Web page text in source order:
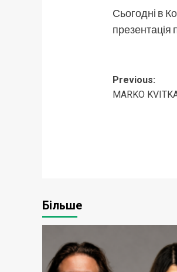
Сьогодні в
презентація
Post
Previous:
MARKO
Більше